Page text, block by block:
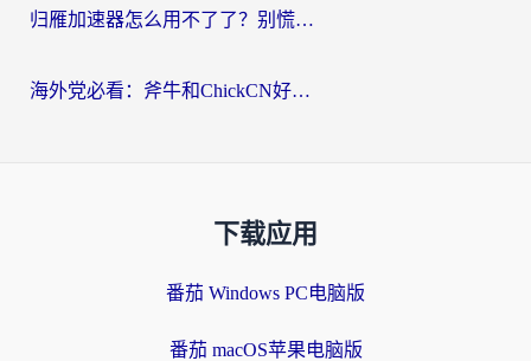
归雁加速器怎么用不了了？别慌，这篇指南教你如何丝滑“回家”
海外党必看：斧牛和ChickCN好用吗？3款热门加速器实测+番茄加速器深度体验
下载应用
番茄 Windows PC电脑版
番茄 macOS苹果电脑版